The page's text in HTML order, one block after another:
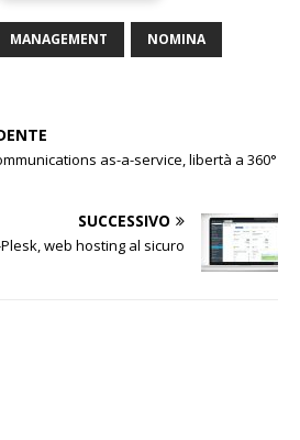
MANAGEMENT NOMINA
as-a-service, libertà a 360°
SUCCESSIVO
web hosting al sicuro